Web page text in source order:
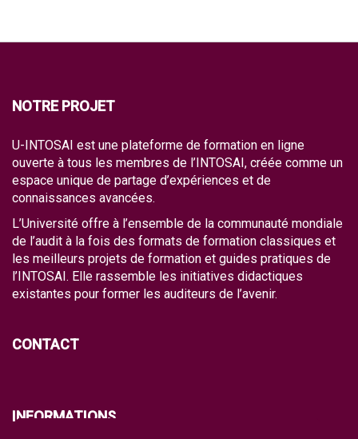
NOTRE PROJET
U-INTOSAI est une plateforme de formation en ligne
ouverte à tous les membres de l’INTOSAI, créée comme un
espace unique de partage d’expériences et de
connaissances avancées.
L’Université offre à l’ensemble de la communauté mondiale
de l’audit à la fois des formats de formation classiques et
les meilleurs projets de formation et guides pratiques de
l’INTOSAI. Elle rassemble les initiatives didactiques
existantes pour former les auditeurs de l’avenir.
CONTACT
INFORMATIONS